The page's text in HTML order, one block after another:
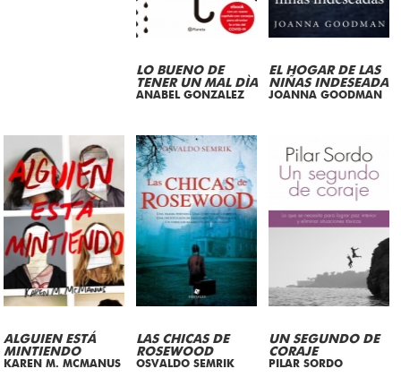
LO BUENO DE
TENER UN MAL DÌA
ANABEL GONZALEZ
EL HOGAR DE LAS
NIÑAS INDESEADA
JOANNA GOODMAN
ALGUIEN ESTÁ
MINTIENDO
KAREN M. MCMANUS
LAS CHICAS DE
ROSEWOOD
OSVALDO SEMRIK
UN SEGUNDO DE
CORAJE
PILAR SORDO